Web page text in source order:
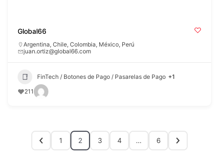
Global66
Argentina, Chile, Colombia, México, Perú
juan.ortiz@global66.com
FinTech / Botones de Pago / Pasarelas de Pago +1
211
1 2 3 4 … 6